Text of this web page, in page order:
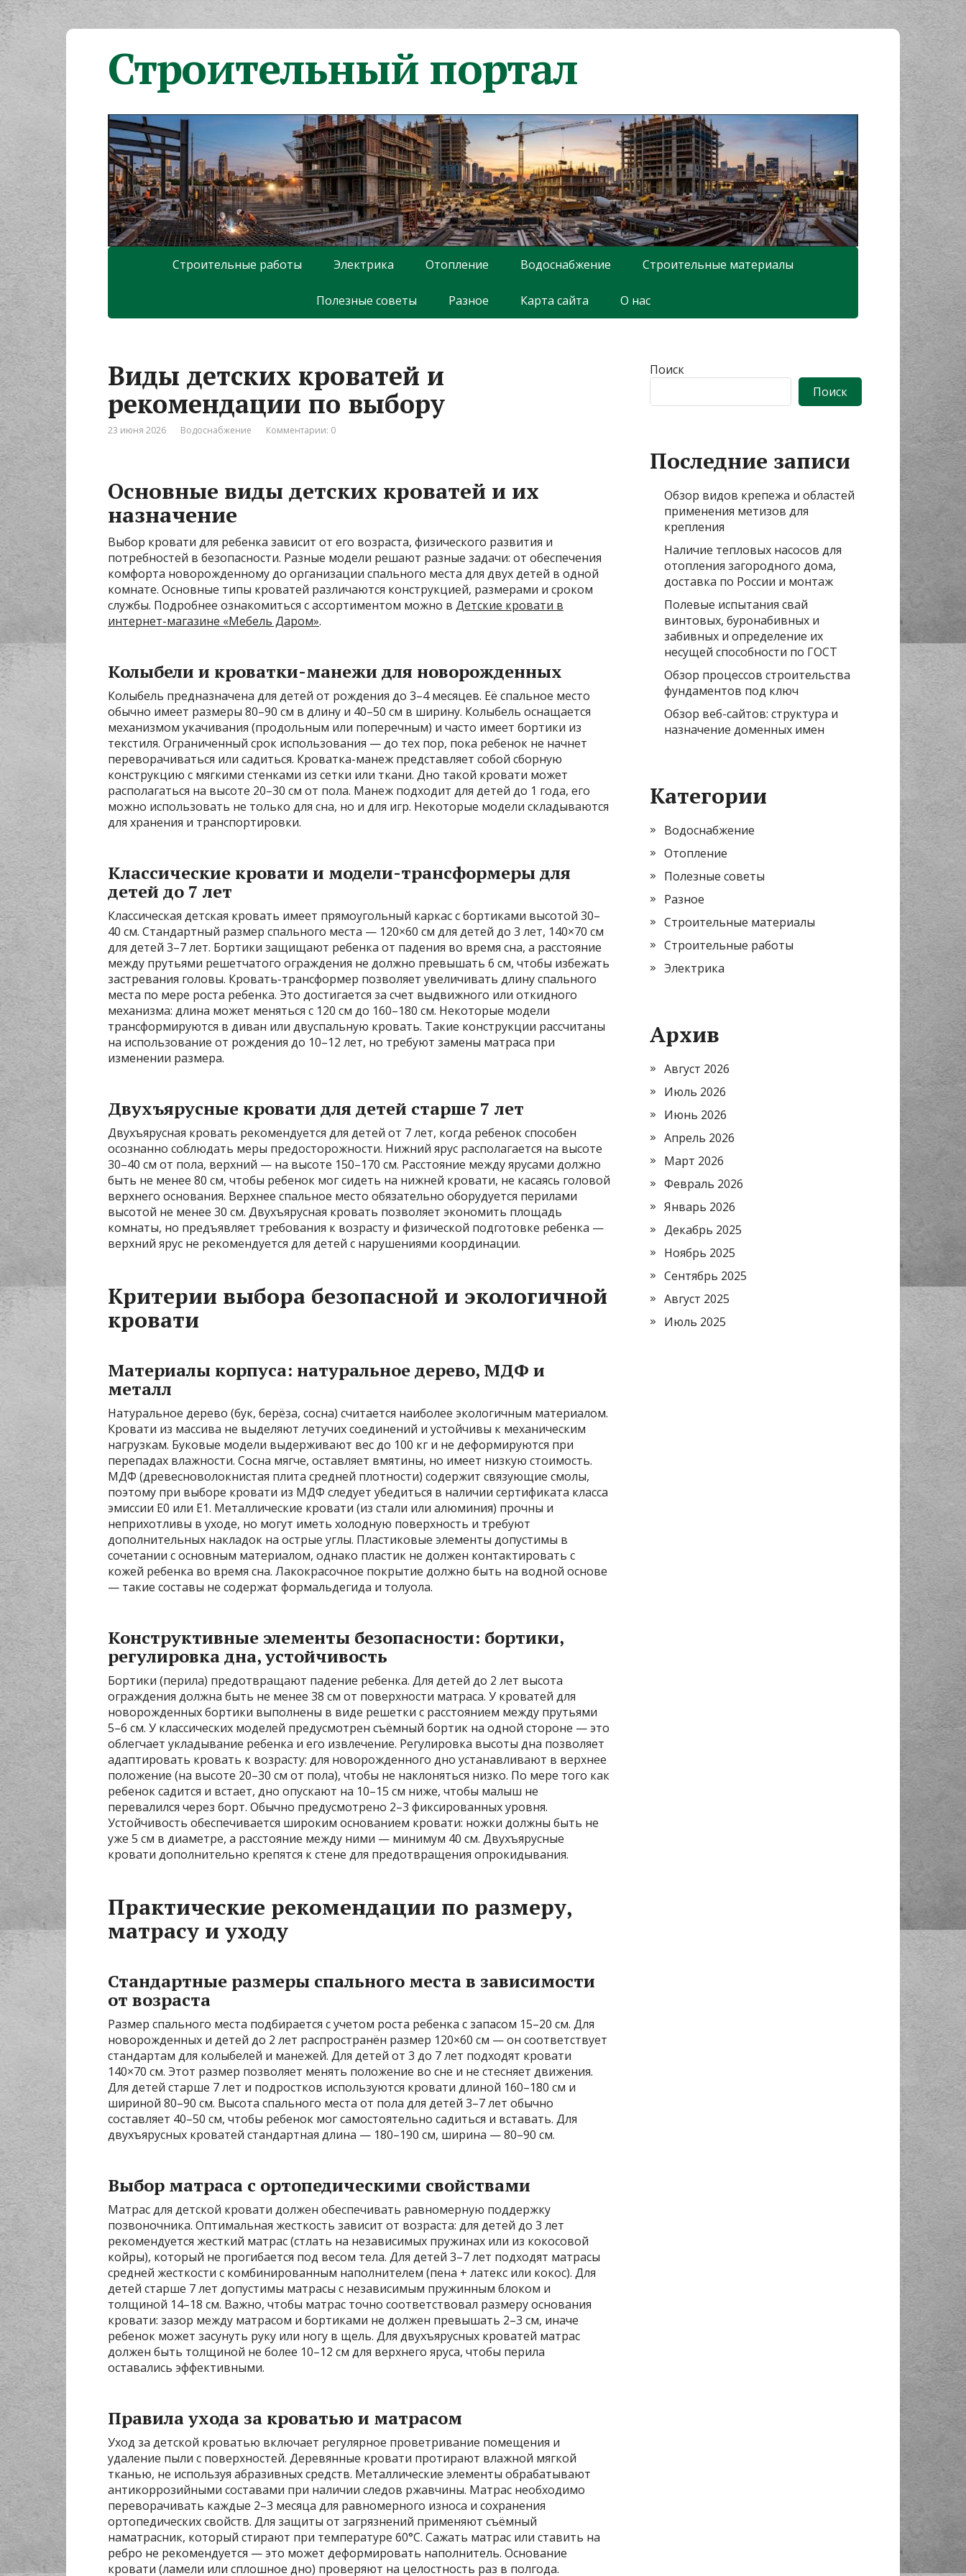
Строительный портал
Строительные работы Электрика Отопление Водоснабжение Строительные материалы
Полезные советы Разное Карта сайта О нас
Виды детских кроватей и
рекомендации по выбору
23 июня 2026 Водоснабжение Комментарии: 0
Основные виды детских кроватей и их
назначение
Выбор кровати для ребенка зависит от его возраста, физического развития и
потребностей в безопасности. Разные модели решают разные задачи: от обеспечения
комфорта новорожденному до организации спального места для двух детей в одной
комнате. Основные типы кроватей различаются конструкцией, размерами и сроком
службы. Подробнее ознакомиться с ассортиментом можно в Детские кровати в
интернет-магазине «Мебель Даром».
Колыбели и кроватки-манежи для новорожденных
Колыбель предназначена для детей от рождения до 3–4 месяцев. Её спальное место
обычно имеет размеры 80–90 см в длину и 40–50 см в ширину. Колыбель оснащается
механизмом укачивания (продольным или поперечным) и часто имеет бортики из
текстиля. Ограниченный срок использования — до тех пор, пока ребенок не начнет
переворачиваться или садиться. Кроватка-манеж представляет собой сборную
конструкцию с мягкими стенками из сетки или ткани. Дно такой кровати может
располагаться на высоте 20–30 см от пола. Манеж подходит для детей до 1 года, его
можно использовать не только для сна, но и для игр. Некоторые модели складываются
для хранения и транспортировки.
Классические кровати и модели-трансформеры для
детей до 7 лет
Классическая детская кровать имеет прямоугольный каркас с бортиками высотой 30–
40 см. Стандартный размер спального места — 120×60 см для детей до 3 лет, 140×70 см
для детей 3–7 лет. Бортики защищают ребенка от падения во время сна, а расстояние
между прутьями решетчатого ограждения не должно превышать 6 см, чтобы избежать
застревания головы. Кровать-трансформер позволяет увеличивать длину спального
места по мере роста ребенка. Это достигается за счет выдвижного или откидного
механизма: длина может меняться с 120 см до 160–180 см. Некоторые модели
трансформируются в диван или двуспальную кровать. Такие конструкции рассчитаны
на использование от рождения до 10–12 лет, но требуют замены матраса при
изменении размера.
Двухъярусные кровати для детей старше 7 лет
Двухъярусная кровать рекомендуется для детей от 7 лет, когда ребенок способен
осознанно соблюдать меры предосторожности. Нижний ярус располагается на высоте
30–40 см от пола, верхний — на высоте 150–170 см. Расстояние между ярусами должно
быть не менее 80 см, чтобы ребенок мог сидеть на нижней кровати, не касаясь головой
верхнего основания. Верхнее спальное место обязательно оборудуется перилами
высотой не менее 30 см. Двухъярусная кровать позволяет экономить площадь
комнаты, но предъявляет требования к возрасту и физической подготовке ребенка —
верхний ярус не рекомендуется для детей с нарушениями координации.
Критерии выбора безопасной и экологичной
кровати
Материалы корпуса: натуральное дерево, МДФ и
металл
Натуральное дерево (бук, берёза, сосна) считается наиболее экологичным материалом.
Кровати из массива не выделяют летучих соединений и устойчивы к механическим
нагрузкам. Буковые модели выдерживают вес до 100 кг и не деформируются при
перепадах влажности. Сосна мягче, оставляет вмятины, но имеет низкую стоимость.
МДФ (древесноволокнистая плита средней плотности) содержит связующие смолы,
поэтому при выборе кровати из МДФ следует убедиться в наличии сертификата класса
эмиссии E0 или E1. Металлические кровати (из стали или алюминия) прочны и
неприхотливы в уходе, но могут иметь холодную поверхность и требуют
дополнительных накладок на острые углы. Пластиковые элементы допустимы в
сочетании с основным материалом, однако пластик не должен контактировать с
кожей ребенка во время сна. Лакокрасочное покрытие должно быть на водной основе
— такие составы не содержат формальдегида и толуола.
Конструктивные элементы безопасности: бортики,
регулировка дна, устойчивость
Бортики (перила) предотвращают падение ребенка. Для детей до 2 лет высота
ограждения должна быть не менее 38 см от поверхности матраса. У кроватей для
новорожденных бортики выполнены в виде решетки с расстоянием между прутьями
5–6 см. У классических моделей предусмотрен съёмный бортик на одной стороне — это
облегчает укладывание ребенка и его извлечение. Регулировка высоты дна позволяет
адаптировать кровать к возрасту: для новорожденного дно устанавливают в верхнее
положение (на высоте 20–30 см от пола), чтобы не наклоняться низко. По мере того как
ребенок садится и встает, дно опускают на 10–15 см ниже, чтобы малыш не
перевалился через борт. Обычно предусмотрено 2–3 фиксированных уровня.
Устойчивость обеспечивается широким основанием кровати: ножки должны быть не
уже 5 см в диаметре, а расстояние между ними — минимум 40 см. Двухъярусные
кровати дополнительно крепятся к стене для предотвращения опрокидывания.
Практические рекомендации по размеру,
матрасу и уходу
Стандартные размеры спального места в зависимости
от возраста
Размер спального места подбирается с учетом роста ребенка с запасом 15–20 см. Для
новорожденных и детей до 2 лет распространён размер 120×60 см — он соответствует
стандартам для колыбелей и манежей. Для детей от 3 до 7 лет подходят кровати
140×70 см. Этот размер позволяет менять положение во сне и не стесняет движения.
Для детей старше 7 лет и подростков используются кровати длиной 160–180 см и
шириной 80–90 см. Высота спального места от пола для детей 3–7 лет обычно
составляет 40–50 см, чтобы ребенок мог самостоятельно садиться и вставать. Для
двухъярусных кроватей стандартная длина — 180–190 см, ширина — 80–90 см.
Выбор матраса с ортопедическими свойствами
Матрас для детской кровати должен обеспечивать равномерную поддержку
позвоночника. Оптимальная жесткость зависит от возраста: для детей до 3 лет
рекомендуется жесткий матрас (стлать на независимых пружинах или из кокосовой
койры), который не прогибается под весом тела. Для детей 3–7 лет подходят матрасы
средней жесткости с комбинированным наполнителем (пена + латекс или кокос). Для
детей старше 7 лет допустимы матрасы с независимым пружинным блоком и
толщиной 14–18 см. Важно, чтобы матрас точно соответствовал размеру основания
кровати: зазор между матрасом и бортиками не должен превышать 2–3 см, иначе
ребенок может засунуть руку или ногу в щель. Для двухъярусных кроватей матрас
должен быть толщиной не более 10–12 см для верхнего яруса, чтобы перила
оставались эффективными.
Правила ухода за кроватью и матрасом
Уход за детской кроватью включает регулярное проветривание помещения и
удаление пыли с поверхностей. Деревянные кровати протирают влажной мягкой
тканью, не используя абразивных средств. Металлические элементы обрабатывают
антикоррозийными составами при наличии следов ржавчины. Матрас необходимо
переворачивать каждые 2–3 месяца для равномерного износа и сохранения
ортопедических свойств. Для защиты от загрязнений применяют съёмный
наматрасник, который стирают при температуре 60°C. Сажать матрас или ставить на
ребро не рекомендуется — это может деформировать наполнитель. Основание
кровати (ламели или сплошное дно) проверяют на целостность раз в полгода.
Поиск
Поиск
Последние записи
Обзор видов крепежа и областей
применения метизов для
крепления
Наличие тепловых насосов для
отопления загородного дома,
доставка по России и монтаж
Полевые испытания свай
винтовых, буронабивных и
забивных и определение их
несущей способности по ГОСТ
Обзор процессов строительства
фундаментов под ключ
Обзор веб-сайтов: структура и
назначение доменных имен
Категории
Водоснабжение
Отопление
Полезные советы
Разное
Строительные материалы
Строительные работы
Электрика
Архив
Август 2026
Июль 2026
Июнь 2026
Апрель 2026
Март 2026
Февраль 2026
Январь 2026
Декабрь 2025
Ноябрь 2025
Сентябрь 2025
Август 2025
Июль 2025